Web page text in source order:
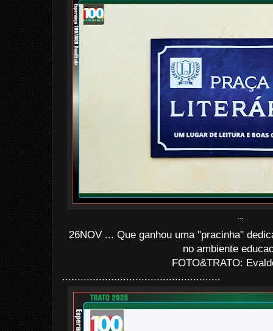
26NOV ... Que ganhou uma "pracinha"
no ambiente
FOTO&TRATO:
....................................................